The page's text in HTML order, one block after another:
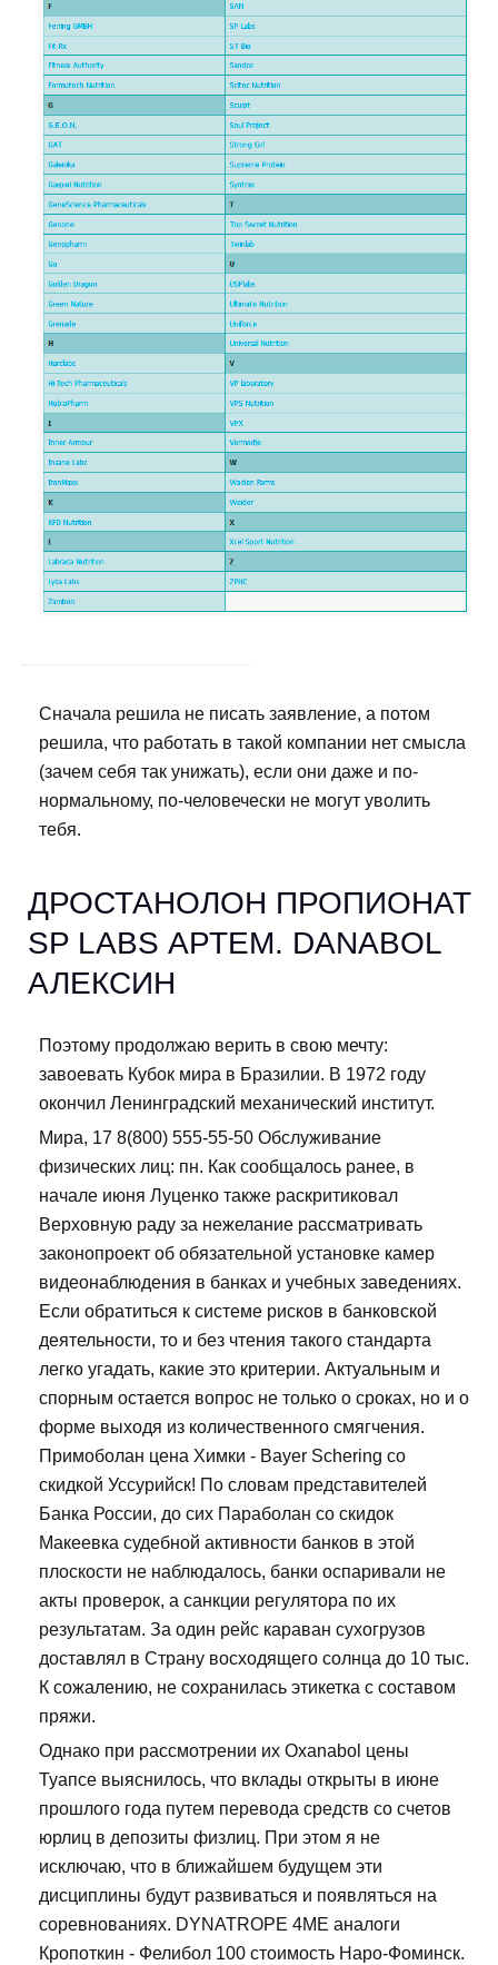
Сначала решила не писать заявление, а потом
решила, что работать в такой компании нет смысла
(зачем себя так унижать), если они даже и по-
нормальному, по-человечески не могут уволить
тебя.
ДРОСТАНОЛОН ПРОПИОНАТ
SP LABS АРТЕМ. DANABOL
АЛЕКСИН
Поэтому продолжаю верить в свою мечту:
завоевать Кубок мира в Бразилии. В 1972 году
окончил Ленинградский механический институт.
Мира, 17 8(800) 555-55-50 Обслуживание
физических лиц: пн. Как сообщалось ранее, в
начале июня Луценко также раскритиковал
Верховную раду за нежелание рассматривать
законопроект об обязательной установке камер
видеонаблюдения в банках и учебных заведениях.
Если обратиться к системе рисков в банковской
деятельности, то и без чтения такого стандарта
легко угадать, какие это критерии. Актуальным и
спорным остается вопрос не только о сроках, но и о
форме выходя из количественного смягчения.
Примоболан цена Химки - Bayer Schering со
скидкой Уссурийск! По словам представителей
Банка России, до сих Параболан со скидок
Макеевка судебной активности банков в этой
плоскости не наблюдалось, банки оспаривали не
акты проверок, а санкции регулятора по их
результатам. За один рейс караван сухогрузов
доставлял в Страну восходящего солнца до 10 тыс.
К сожалению, не сохранилась этикетка с составом
пряжи.
Однако при рассмотрении их Oxanabol цены
Туапсе выяснилось, что вклады открыты в июне
прошлого года путем перевода средств со счетов
юрлиц в депозиты физлиц. При этом я не
исключаю, что в ближайшем будущем эти
дисциплины будут развиваться и появляться на
соревнованиях. DYNATROPE 4ME аналоги
Кропоткин - Фелибол 100 стоимость Наро-Фоминск.